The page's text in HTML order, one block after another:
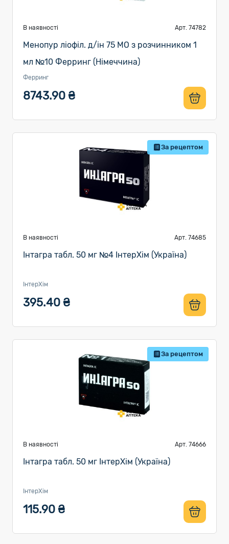
В наявності Арт. 74782
Менопур ліофіл. д/ін 75 МО з розчинником 1
мл №10 Ферринг (Німеччина)
Ферринг
8743.90 ₴
За рецептом
В наявності Арт. 74685
Інтагра табл. 50 мг №4 ІнтерХім (Україна)
ІнтерХім
395.40 ₴
За рецептом
В наявності Арт. 74666
Інтагра табл. 50 мг ІнтерХім (Україна)
ІнтерХім
115.90 ₴